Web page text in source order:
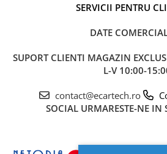
Pasionații de muzică vor
) cu egalizator pe
clar, un bas profund și o scenă
calibrată pentru habitaclul
SERVICII PENTRU
DATE
SUPORT CLIENTI MAGAZIN
L-V 10:00-
contact@ecartech.ro
SOCIAL URMARESTE-NE IN